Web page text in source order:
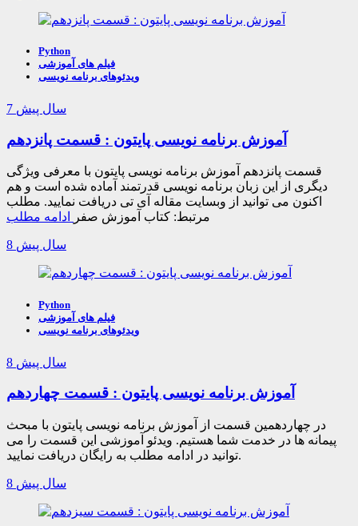
Python
فیلم های آموزشی
ویدئوهای برنامه نویسی
7 سال پیش
آموزش برنامه نویسی پایتون : قسمت پانزدهم
قسمت پانزدهم آموزش برنامه نویسی پایتون با معرفی ویژگی
دیگری از این زبان برنامه نویسی قدرتمند آماده شده است و هم
اکنون می توانید از وبسایت مقاله آی تی دریافت نمایید. مطلب
مرتبط: کتاب آموزش صفر
ادامه مطلب
8 سال پیش
Python
فیلم های آموزشی
ویدئوهای برنامه نویسی
8 سال پیش
آموزش برنامه نویسی پایتون : قسمت چهاردهم
در چهاردهمین قسمت از آموزش برنامه نویسی پایتون با مبحث
پیمانه ها در خدمت شما هستیم. ویدئو آموزشی این قسمت را می
توانید در ادامه مطلب به رایگان دریافت نمایید.
8 سال پیش